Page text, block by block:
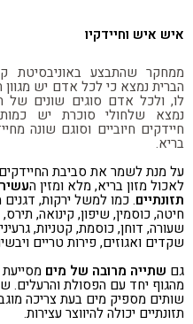
איש איש וחיידקיו
ממחקר שהתבצע באוניבסיטת
הברית נמצא כי לכל אדם יש מגוון
לו, ולכל אדם סוגים שונים של
נמצא שלחולי סוכרת יש
חיידקים חיוביים וסוגם שונה
בריא.
על מנת לשמר את סביבת
לאכול מזון בריא, מלא ומזין ה
תזונתיים. כמו למשל ירקות,
חיטה, כוסמין, שיפון, קינואה,
שעורה, דוחן, כוסמת, קטניות,
שקדים ואגוזים, פירות טריים
גם שתייה מרובה של מים מסייעת
מהגוף יחד עם הפסולת והרעלים.
שותים מספיק מים בעת צריכה
תזונתיים יכולה להיווצר עצירות.